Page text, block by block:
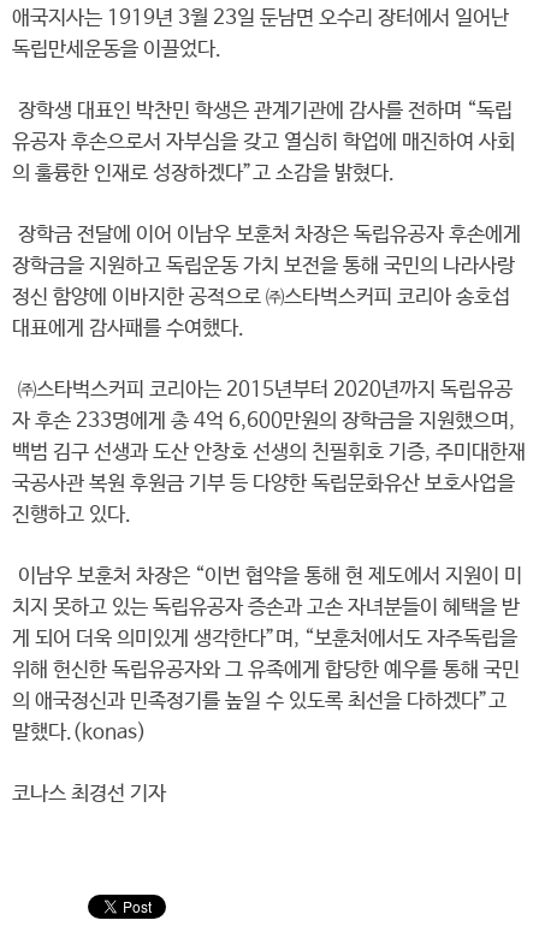
애국지사는 1919년 3월 23일 둔남면 오수리 장터에서 일어난
독립만세운동을 이끌었다.
장학생 대표인 박찬민 학생은 관계기관에 감사를 전하며 “독립
유공자 후손으로서 자부심을 갖고 열심히 학업에 매진하여 사회
의 훌륭한 인재로 성장하겠다”고 소감을 밝혔다.
장학금 전달에 이어 이남우 보훈처 차장은 독립유공자 후손에게
장학금을 지원하고 독립운동 가치 보전을 통해 국민의 나라사랑
정신 함양에 이바지한 공적으로 ㈜스타벅스커피 코리아 송호섭
대표에게 감사패를 수여했다.
㈜스타벅스커피 코리아는 2015년부터 2020년까지 독립유공
자 후손 233명에게 총 4억 6,600만원의 장학금을 지원했으며,
백범 김구 선생과 도산 안창호 선생의 친필휘호 기증, 주미대한재
국공사관 복원 후원금 기부 등 다양한 독립문화유산 보호사업을
진행하고 있다.
이남우 보훈처 차장은 “이번 협약을 통해 현 제도에서 지원이 미
치지 못하고 있는 독립유공자 증손과 고손 자녀분들이 혜택을 받
게 되어 더욱 의미있게 생각한다”며, “보훈처에서도 자주독립을
위해 헌신한 독립유공자와 그 유족에게 합당한 예우를 통해 국민
의 애국정신과 민족정기를 높일 수 있도록 최선을 다하겠다”고
말했다.(konas)
코나스 최경선 기자